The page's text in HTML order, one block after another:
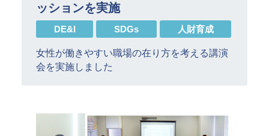
ッションを実施
DE&I SDGs 人財育成
女性が働きやすい職場の在り方を考える講演
会を実施しました